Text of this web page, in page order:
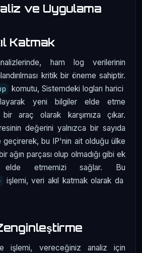
ve Uygulama
Katmak
ham log verilerinin
kritik bir öneme sahiptir.
komutu, Sistemdeki logları harici
yeni bilgiler elde etme
araç olarak karşımıza çıkar.
değerini yalnızca bir sayıda
bu IP'nin ait olduğu ülke
ağın parçası olup olmadığı gibi ek
elde etmemizi sağlar. Bu
işlemi, veri akıl katmak olarak da
işlemi, vereceğiniz analiz için